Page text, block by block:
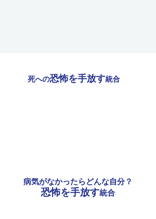
死への恐怖を手放す統合
病気がなかったらどんな自分？
恐怖を手放す統合